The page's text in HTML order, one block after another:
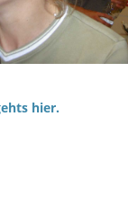
hier.